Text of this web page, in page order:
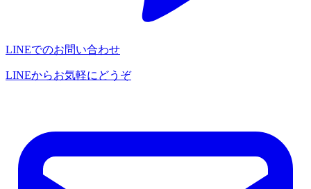
LINEでのお問い合わせ
LINEからお気軽にどうぞ